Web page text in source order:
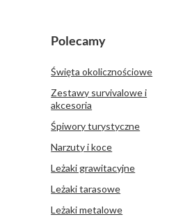
Polecamy
Święta okolicznościowe
Zestawy survivalowe i
akcesoria
Śpiwory turystyczne
Narzuty i koce
Leżaki grawitacyjne
Leżaki tarasowe
Leżaki metalowe